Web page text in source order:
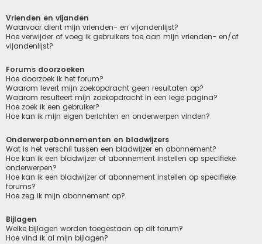
Vrienden en vijanden
Waarvoor dient mijn vrienden- en vijandenlijst?
Hoe verwijder of voeg ik gebruikers toe aan mijn vrienden- en/of
vijandenlijst?
Forums doorzoeken
Hoe doorzoek ik het forum?
Waarom levert mijn zoekopdracht geen resultaten op?
Waarom resulteert mijn zoekopdracht in een lege pagina?
Hoe zoek ik een gebruiker?
Hoe kan ik mijn eigen berichten en onderwerpen vinden?
Onderwerpabonnementen en bladwijzers
Wat is het verschil tussen een bladwijzer en abonnement?
Hoe kan ik een bladwijzer of abonnement instellen op specifieke
onderwerpen?
Hoe kan ik een bladwijzer of abonnement instellen op specifieke
forums?
Hoe zeg ik mijn abonnement op?
Bijlagen
Welke bijlagen worden toegestaan op dit forum?
Hoe vind ik al mijn bijlagen?